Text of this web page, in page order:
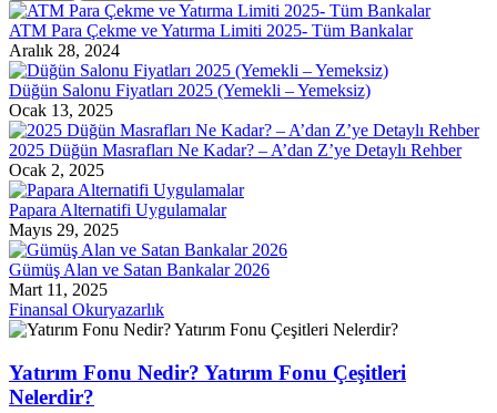
ATM Para Çekme ve Yatırma Limiti 2025- Tüm Bankalar
Aralık 28, 2024
Düğün Salonu Fiyatları 2025 (Yemekli – Yemeksiz)
Ocak 13, 2025
2025 Düğün Masrafları Ne Kadar? – A’dan Z’ye Detaylı Rehber
Ocak 2, 2025
Papara Alternatifi Uygulamalar
Mayıs 29, 2025
Gümüş Alan ve Satan Bankalar 2026
Mart 11, 2025
Finansal Okuryazarlık
Yatırım Fonu Nedir? Yatırım Fonu Çeşitleri
Nelerdir?